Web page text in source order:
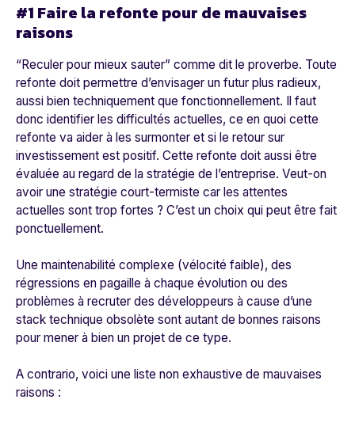
#1 Faire la refonte pour de mauvaises
raisons
“Reculer pour mieux sauter” comme dit le proverbe. Toute
refonte doit permettre d’envisager un futur plus radieux,
aussi bien techniquement que fonctionnellement. Il faut
donc identifier les difficultés actuelles, ce en quoi cette
refonte va aider à les surmonter et si le retour sur
investissement est positif. Cette refonte doit aussi être
évaluée au regard de la stratégie de l’entreprise. Veut-on
avoir une stratégie court-termiste car les attentes
actuelles sont trop fortes ? C’est un choix qui peut être fait
ponctuellement.
Une maintenabilité complexe (vélocité faible), des
régressions en pagaille à chaque évolution ou des
problèmes à recruter des développeurs à cause d’une
stack technique obsolète sont autant de bonnes raisons
pour mener à bien un projet de ce type.
A contrario, voici une liste non exhaustive de mauvaises
raisons :